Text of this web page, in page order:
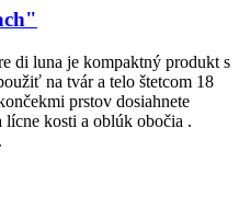
di luna je kompaktný produkt s
na tvár a telo štetcom 18
prstov dosiahnete
lícne kosti a oblúk obočia .